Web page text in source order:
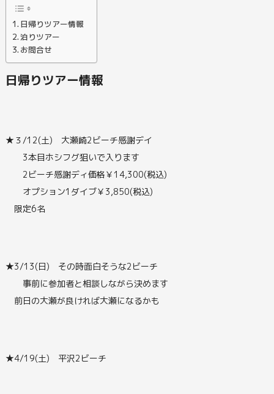
日帰りツアー情報
泊りツアー
お問合せ
日帰りツアー情報
★３/12(土) 大瀬崎2ビーチ感謝デイ
3本目ホシフグ狙いで入ります
2ビーチ感謝ディ価格￥14,300(税込)
オプション1ダイブ￥3,850(税込)
限定6名
★3/13(日) その時面白そうな2ビーチ
事前に参加者と相談しながら決めます
前日の大瀬が良ければ大瀬になるかも
★4/19(土) 平沢2ビーチ